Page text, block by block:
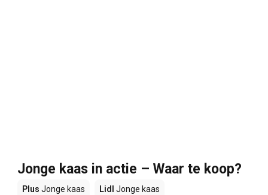
Jonge kaas in actie – Waar te koop?
Plus Jonge kaas Lidl Jonge kaas